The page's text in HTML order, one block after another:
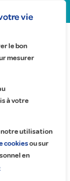
vie
le bon
mesurer
à votre
notre utilisation
cookiesou sur
en